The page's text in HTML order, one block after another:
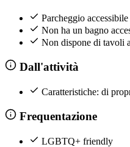
Parcheggio
Non ha un bagno
Non dispone di tavoli
Dall'attività
Caratteristiche: di
Frequentazione
LGBTQ+ friendly